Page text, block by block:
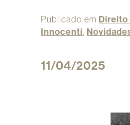
Publicado em
Innocenti,
11/04/2025